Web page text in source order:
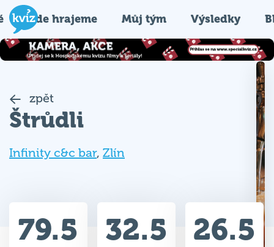
Kde hrajeme Můj tým Výsledky
zpět
Štrůdli
Infinity c&c bar, Zlín
79.5 32.5 26.5